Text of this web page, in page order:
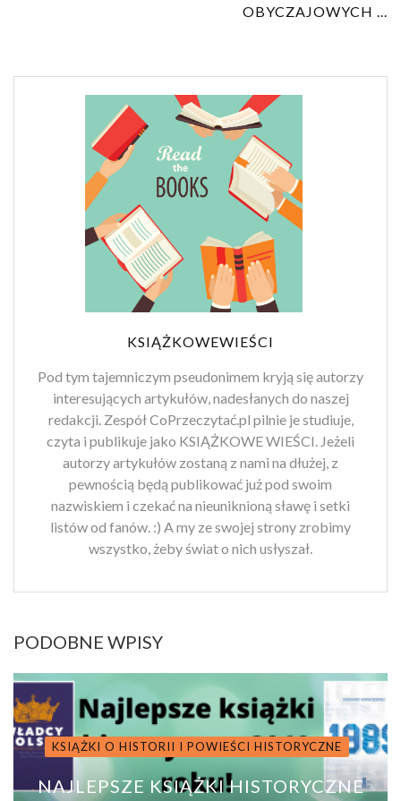
OBYCZAJOWYCH ...
KSIĄŻKOWEWIEŚCI
Pod tym tajemniczym pseudonimem kryją się autorzy
interesujących artykułów, nadesłanych do naszej
redakcji. Zespół CoPrzeczytać.pl pilnie je studiuje,
czyta i publikuje jako KSIĄŻKOWE WIEŚCI. Jeżeli
autorzy artykułów zostaną z nami na dłużej, z
pewnością będą publikować już pod swoim
nazwiskiem i czekać na nieuniknioną sławę i setki
listów od fanów. :) A my ze swojej strony zrobimy
wszystko, żeby świat o nich usłyszał.
PODOBNE WPISY
KSIĄŻKI O HISTORII I POWIEŚCI HISTORYCZNE
NAJLEPSZE KSIĄŻKI HISTORYCZNE